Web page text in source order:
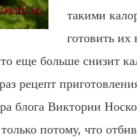
такими
готовить их
еще больше снизит
рецепт
блога Виктории
потому, что